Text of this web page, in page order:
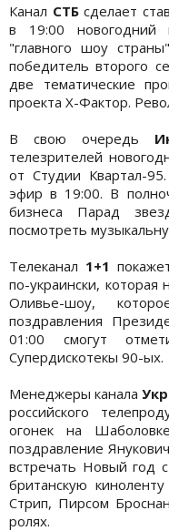
Канал СТБсделает
в 19:00 новогодний
"главного шоу
победитель второго
две тематические
проекта Х-Фактор.
В свою очередь
телезрителей
от Студии Квартал-
эфир в 19:00. В
бизнеса Парад
посмотреть
Телеканал 1+1
по-украински, которая
Оливье-шоу,
поздравления
01:00 смогут
Супердискотекы 90-ых.
Менеджеры канала
российского
огонек на
поздравление
встречать Новый год
британскую
Стрип, Пирсом
ролях.